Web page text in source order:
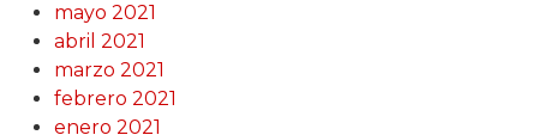
mayo 2021
abril 2021
marzo 2021
febrero 2021
enero 2021